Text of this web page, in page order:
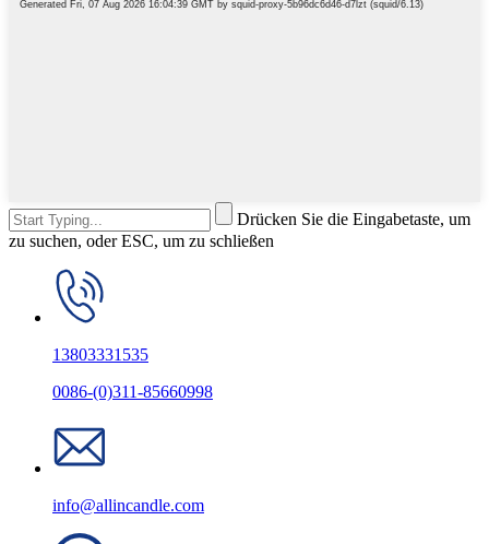
Drücken Sie die Eingabetaste, um
zu suchen, oder ESC, um zu schließen
13803331535
0086-(0)311-85660998
info@allincandle.com